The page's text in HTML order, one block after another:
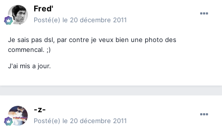
Fred'
Posté(e) le 20 décembre 2011
Je sais pas dsl, par contre je veux bien une photo des
commencal. ;)
J'ai mis a jour.
-z-
Posté(e) le 20 décembre 2011